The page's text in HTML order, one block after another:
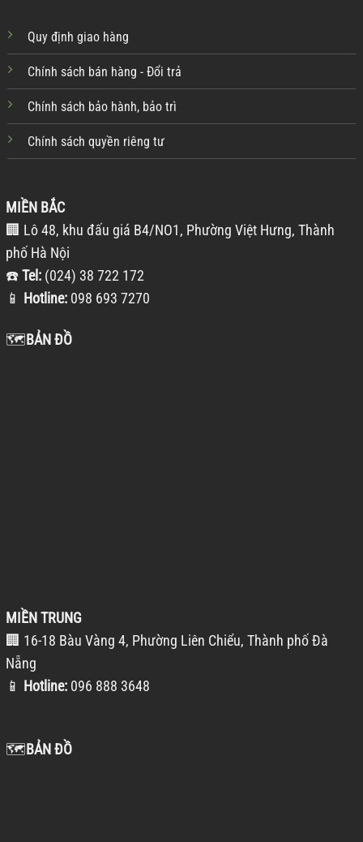
Quy định giao hàng
Chính sách bán hàng - Đổi trả
Chính sách bảo hành, bảo trì
Chính sách quyền riêng tư
MIỀN BẮC
🏢 Lô 48, khu đấu giá B4/NO1, Phường Việt Hưng, Thành
phố Hà Nội
☎️Tel: (024) 38 722 172
📱 Hotline: 098 693 7270
🗺️BẢN ĐỒ
MIỀN TRUNG
🏢 16-18 Bàu Vàng 4, Phường Liên Chiểu, Thành phố Đà
Nẵng
📱 Hotline: 096 888 3648
🗺️BẢN ĐỒ